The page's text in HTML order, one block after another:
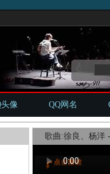
头像 QQ网名
歌曲:徐良、杨洋